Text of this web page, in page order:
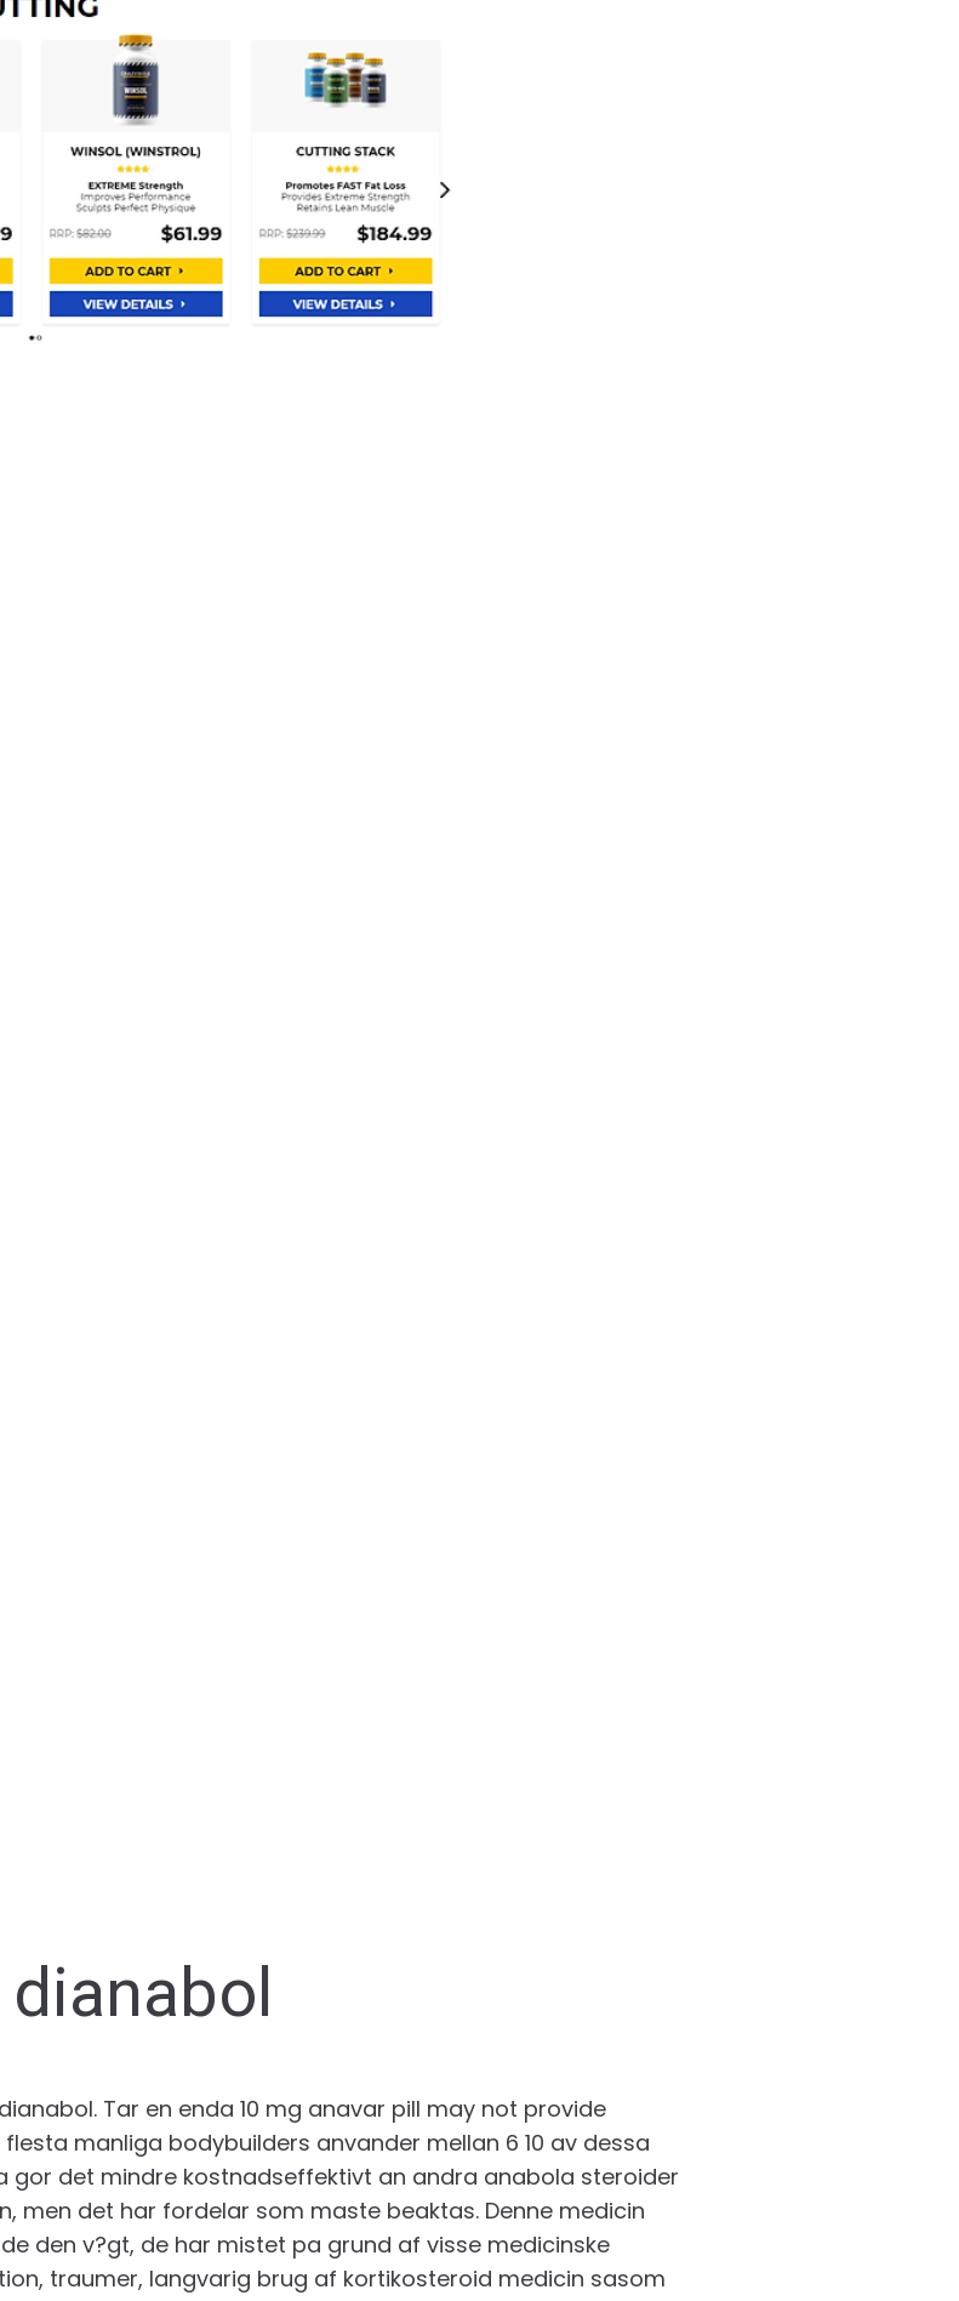
Tar en enda 10 mg anavar pill may not provide
manliga bodybuilders anvander mellan 6 10 av dessa
gor det mindre kostnadseffektivt an andra anabola steroider
men det har fordelar som maste beaktas. Denne medicin
den v?gt, de har mistet pa grund af visse medicinske
traumer, langvarig brug af kortikosteroid medicin sasom